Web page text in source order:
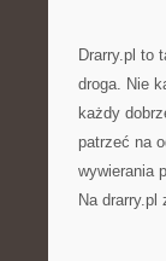
Drarry.pl to
droga. Nie
każdy
patrzeć na
wywierania
Na